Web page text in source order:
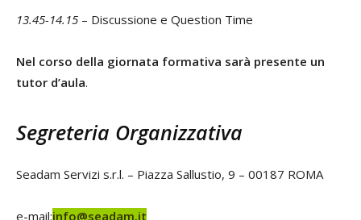
13.45-14.15 – Discussione e Question Time
Nel corso della giornata formativa sarà presente un
tutor d’aula.
Segreteria Organizzativa
Seadam Servizi s.r.l. – Piazza Sallustio, 9 – 00187 ROMA
e-mail:info@seadam.it